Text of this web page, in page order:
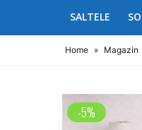
SALTELE
Home » Magazin
-5%